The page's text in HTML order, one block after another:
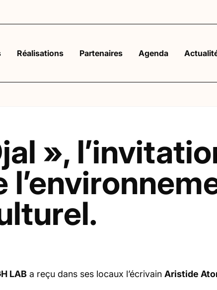
Réalisations Partenaires Agenda
»,
LAB a reçu dans ses locaux l’écrivain Aristide